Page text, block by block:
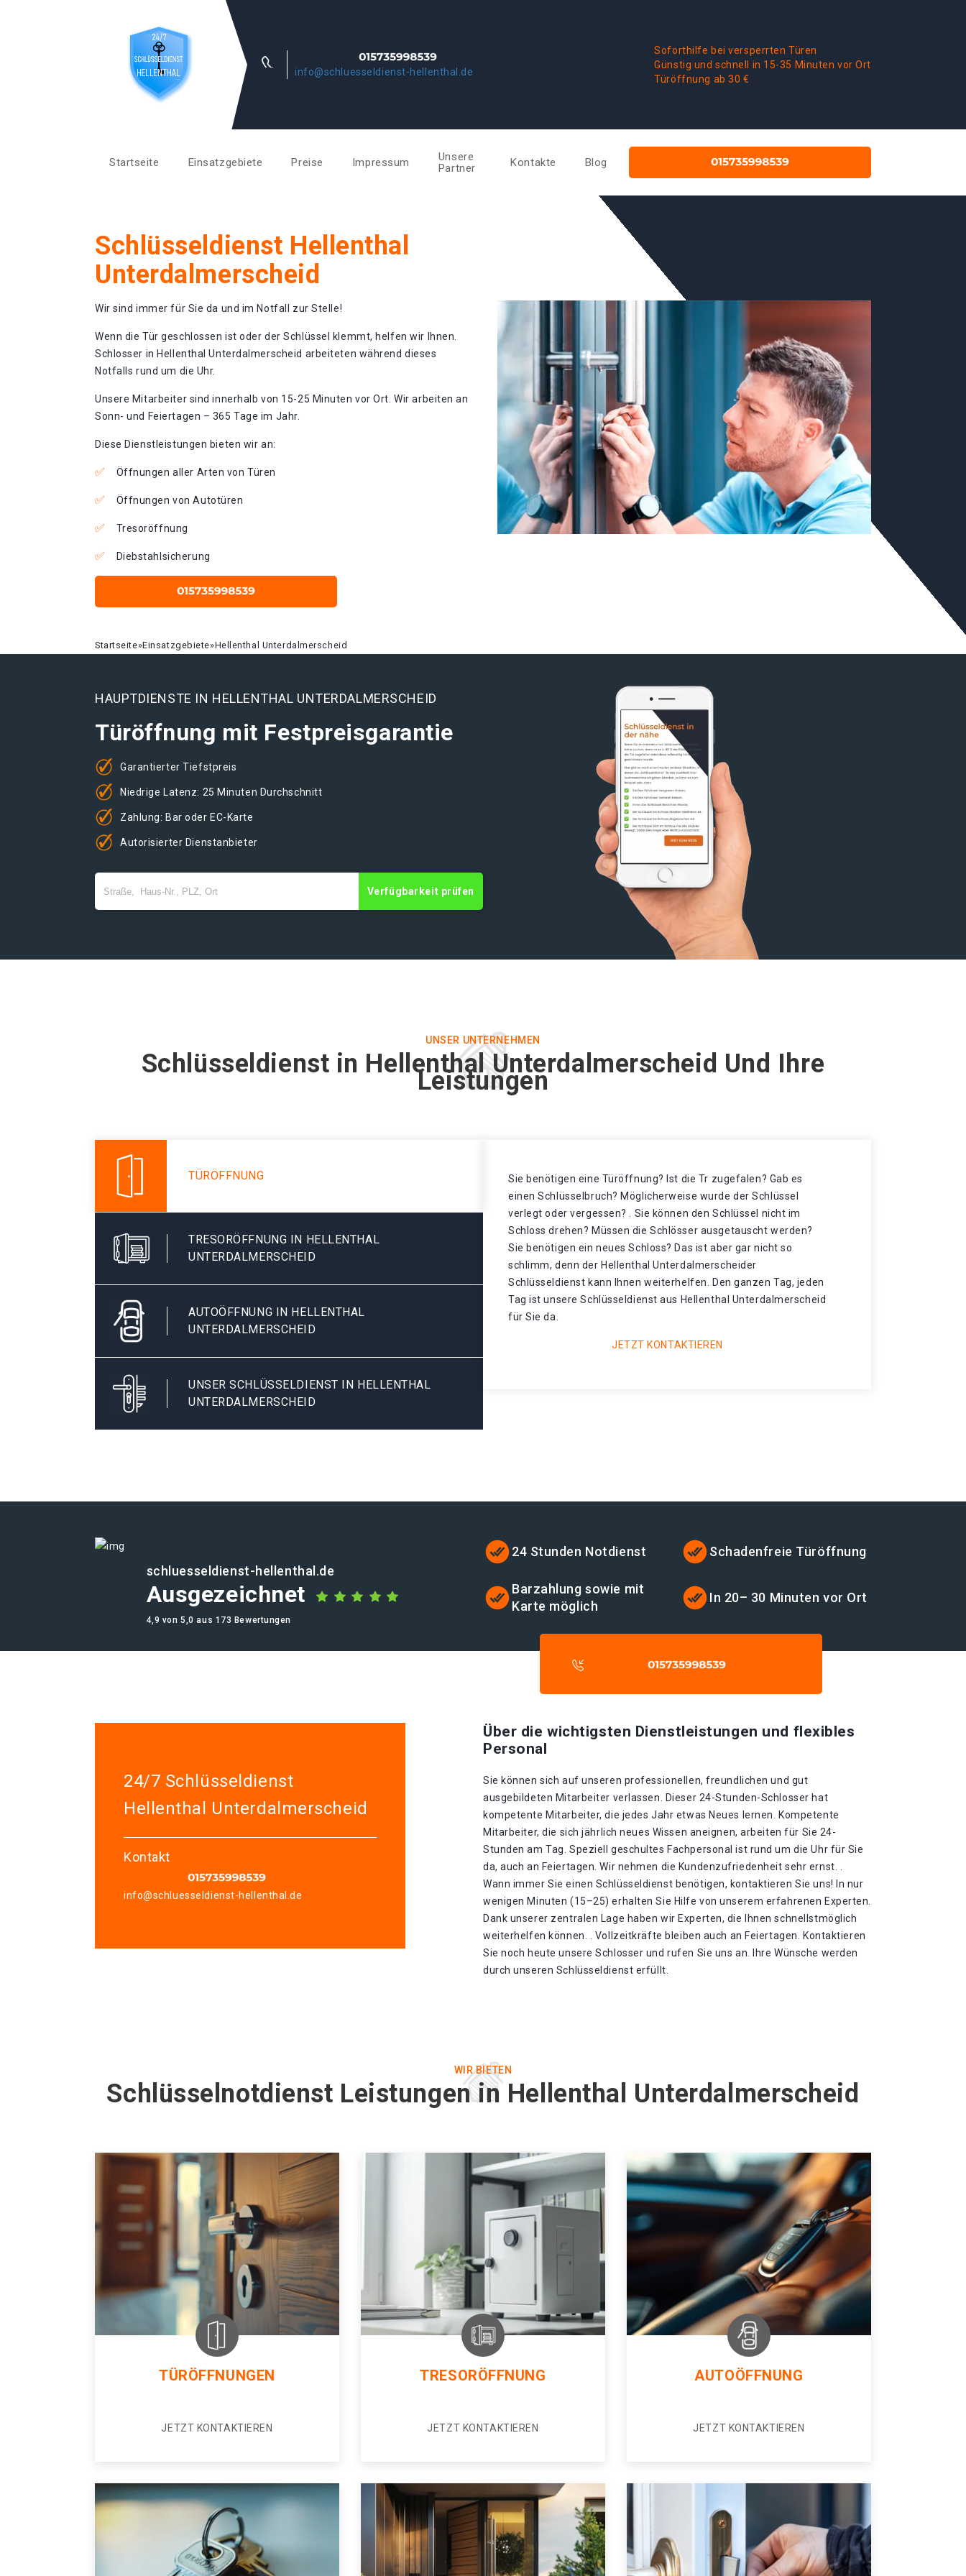
info@schluesseldienst-hellenthal.de
Soforthilfe bei versperrten Türen
Günstig und schnell in 15-35 Minuten vor Ort
Türöffnung ab 30 €
Startseite Einsatzgebiete Preise Impressum
Unsere
Partner
Kontakte Blog
Schlüsseldienst Hellenthal
Unterdalmerscheid
Wir sind immer für Sie da und im Notfall zur Stelle!
Wenn die Tür geschlossen ist oder der Schlüssel klemmt, helfen wir Ihnen.
Schlosser in Hellenthal Unterdalmerscheid arbeiteten während dieses
Notfalls rund um die Uhr.
Unsere Mitarbeiter sind innerhalb von 15-25 Minuten vor Ort. Wir arbeiten an
Sonn- und Feiertagen – 365 Tage im Jahr.
Diese Dienstleistungen bieten wir an:
Öffnungen aller Arten von Türen
Öffnungen von Autotüren
Tresoröffnung
Diebstahlsicherung
Startseite»Einsatzgebiete»Hellenthal Unterdalmerscheid
HAUPTDIENSTE IN HELLENTHAL UNTERDALMERSCHEID
Türöffnung mit Festpreisgarantie
Garantierter Tiefstpreis
Niedrige Latenz: 25 Minuten Durchschnitt
Zahlung: Bar oder EC-Karte
Autorisierter Dienstanbieter
Verfügbarkeit prüfen
UNSER UNTERNEHMEN
Schlüsseldienst in Hellenthal Unterdalmerscheid Und Ihre
Leistungen
TÜRÖFFNUNG
TRESORÖFFNUNG IN HELLENTHAL
UNTERDALMERSCHEID
AUTOÖFFNUNG IN HELLENTHAL
UNTERDALMERSCHEID
UNSER SCHLÜSSELDIENST IN HELLENTHAL
UNTERDALMERSCHEID
Sie benötigen eine Türöffnung? Ist die Tr zugefalen? Gab es
einen Schlüsselbruch? Möglicherweise wurde der Schlüssel
verlegt oder vergessen? . Sie können den Schlüssel nicht im
Schloss drehen? Müssen die Schlösser ausgetauscht werden?
Sie benötigen ein neues Schloss? Das ist aber gar nicht so
schlimm, denn der Hellenthal Unterdalmerscheider
Schlüsseldienst kann Ihnen weiterhelfen. Den ganzen Tag, jeden
Tag ist unsere Schlüsseldienst aus Hellenthal Unterdalmerscheid
für Sie da.
JETZT KONTAKTIEREN
schluesseldienst-hellenthal.de
Ausgezeichnet
4,9 von 5,0 aus 173 Bewertungen
24 Stunden Notdienst Schadenfreie Türöffnung
Barzahlung sowie mit
Karte möglich
In 20– 30 Minuten vor Ort
24/7 Schlüsseldienst
Hellenthal Unterdalmerscheid
Kontakt
info@schluesseldienst-hellenthal.de
Über die wichtigsten Dienstleistungen und flexibles
Personal
Sie können sich auf unseren professionellen, freundlichen und gut
ausgebildeten Mitarbeiter verlassen. Dieser 24-Stunden-Schlosser hat
kompetente Mitarbeiter, die jedes Jahr etwas Neues lernen. Kompetente
Mitarbeiter, die sich jährlich neues Wissen aneignen, arbeiten für Sie 24-
Stunden am Tag. Speziell geschultes Fachpersonal ist rund um die Uhr für Sie
da, auch an Feiertagen. Wir nehmen die Kundenzufriedenheit sehr ernst. .
Wann immer Sie einen Schlüsseldienst benötigen, kontaktieren Sie uns! In nur
wenigen Minuten (15–25) erhalten Sie Hilfe von unserem erfahrenen Experten.
Dank unserer zentralen Lage haben wir Experten, die Ihnen schnellstmöglich
weiterhelfen können. . Vollzeitkräfte bleiben auch an Feiertagen. Kontaktieren
Sie noch heute unsere Schlosser und rufen Sie uns an. Ihre Wünsche werden
durch unseren Schlüsseldienst erfüllt.
WIR BIETEN
Schlüsselnotdienst Leistungen in Hellenthal Unterdalmerscheid
TÜRÖFFNUNGEN
JETZT KONTAKTIEREN
TRESORÖFFNUNG
JETZT KONTAKTIEREN
AUTOÖFFNUNG
JETZT KONTAKTIEREN